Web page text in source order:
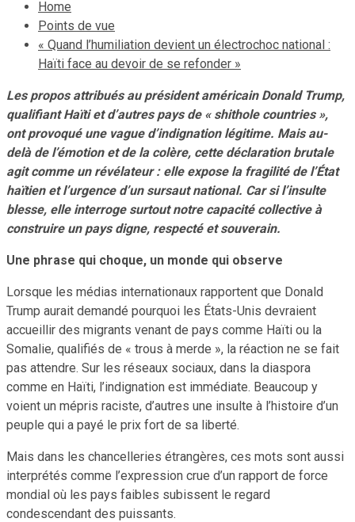
Home
Points de vue
« Quand l’humiliation devient un électrochoc national :
Haïti face au devoir de se refonder »
Les propos attribués au président américain Donald Trump,
qualifiant Haïti et d’autres pays de « shithole countries »,
ont provoqué une vague d’indignation légitime. Mais au-
delà de l’émotion et de la colère, cette déclaration brutale
agit comme un révélateur : elle expose la fragilité de l’État
haïtien et l’urgence d’un sursaut national. Car si l’insulte
blesse, elle interroge surtout notre capacité collective à
construire un pays digne, respecté et souverain.
Une phrase qui choque, un monde qui observe
Lorsque les médias internationaux rapportent que Donald
Trump aurait demandé pourquoi les États-Unis devraient
accueillir des migrants venant de pays comme Haïti ou la
Somalie, qualifiés de « trous à merde », la réaction ne se fait
pas attendre. Sur les réseaux sociaux, dans la diaspora
comme en Haïti, l’indignation est immédiate. Beaucoup y
voient un mépris raciste, d’autres une insulte à l’histoire d’un
peuple qui a payé le prix fort de sa liberté.
Mais dans les chancelleries étrangères, ces mots sont aussi
interprétés comme l’expression crue d’un rapport de force
mondial où les pays faibles subissent le regard
condescendant des puissants.